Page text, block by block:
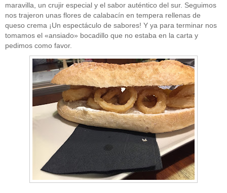
ADMINISTRAR
Acceder
maravilla, un crujir especial y el sabor auténtico del sur. Seguimos
nos trajeron unas flores de calabacín en tempera rellenas de
queso crema ¡Un espectáculo de sabores! Y ya para terminar nos
tomamos el «ansiado» bocadillo que no estaba en la carta y
pedimos como favor.